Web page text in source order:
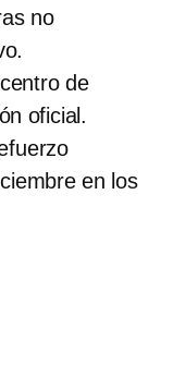
no
de
oficial.
en los